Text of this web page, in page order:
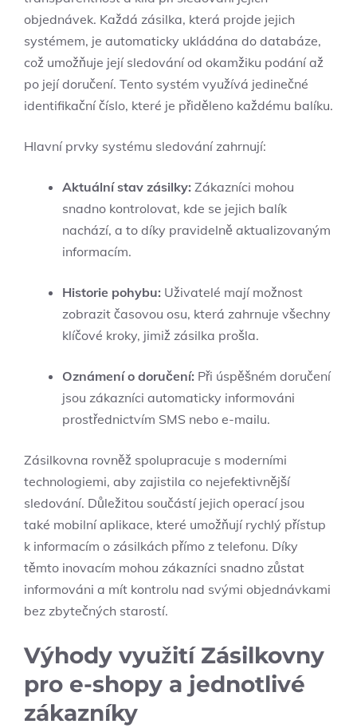
objednávek. Každá zásilka, která projde jejich
systémem, je automaticky ukládána do databáze,
což umožňuje její sledování od okamžiku podání až
po její doručení. Tento systém využívá jedinečné
identifikační číslo, které je přiděleno každému balíku.
Hlavní prvky systému sledování zahrnují:
Aktuální stav zásilky: Zákazníci mohou
snadno kontrolovat, kde se jejich balík
nachází, a to díky pravidelně aktualizovaným
informacím.
Historie pohybu: Uživatelé mají možnost
zobrazit časovou osu, která zahrnuje všechny
klíčové kroky, jimiž zásilka prošla.
Oznámení o doručení: Při úspěšném doručení
jsou zákazníci automaticky informováni
prostřednictvím SMS nebo e-mailu.
Zásilkovna rovněž spolupracuje s moderními
technologiemi, aby zajistila co nejefektivnější
sledování. Důležitou součástí jejich operací jsou
také mobilní aplikace, které umožňují rychlý přístup
k informacím o zásilkách přímo z telefonu. Díky
těmto inovacím mohou zákazníci snadno zůstat
informováni a mít kontrolu nad svými objednávkami
bez zbytečných starostí.
Výhody využití Zásilkovny
pro e-shopy a jednotlivé
zákazníky